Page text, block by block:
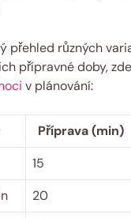
přehled různých
přípravné doby,
v plánování:
Příprava (min)
15
20